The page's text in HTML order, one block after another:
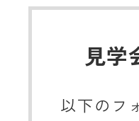
見
以下のフ